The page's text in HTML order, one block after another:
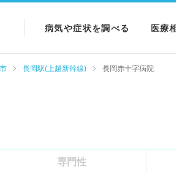
病気や症状を調べる 医療
長岡駅(上越新幹線) 長岡赤十字病院
専門性